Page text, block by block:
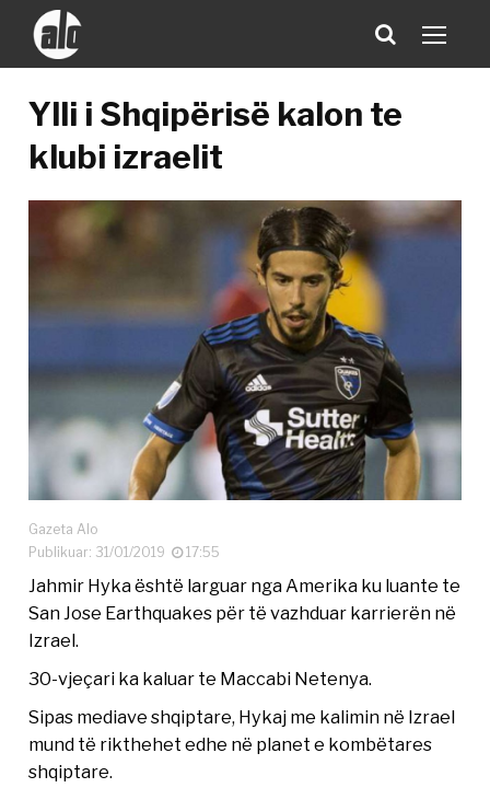
Ylli i Shqipërisë kalon te
klubi izraelit
Gazeta Alo
Publikuar: 31/01/2019
17:55
Jahmir Hyka është larguar nga Amerika ku luante te
San Jose Earthquakes për të vazhduar karrierën në
Izrael.
30-vjeçari ka kaluar te Maccabi Netenya.
Sipas mediave shqiptare, Hykaj me kalimin në Izrael
mund të rikthehet edhe në planet e kombëtares
shqiptare.